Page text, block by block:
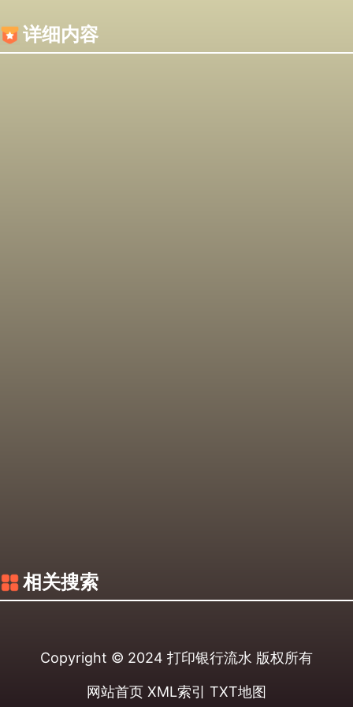
详细内容
相关搜索
Copyright © 2024 打印银行流水 版权所有
网站首页 XML索引 TXT地图